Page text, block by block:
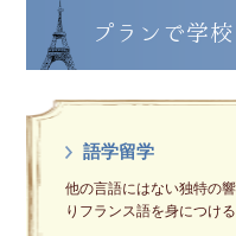
プランで学
語学留学
他の言語にはない独特の
りフランス語を身につけ